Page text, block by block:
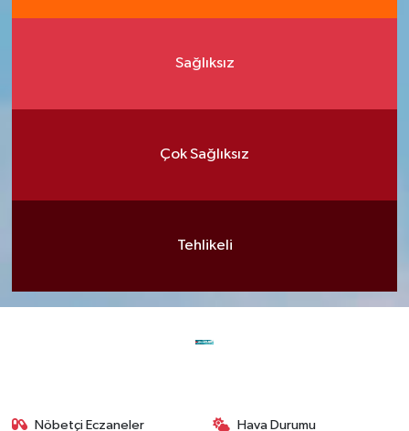
Sağlıksız
Çok Sağlıksız
Tehlikeli
Nöbetçi Eczaneler Hava Durumu